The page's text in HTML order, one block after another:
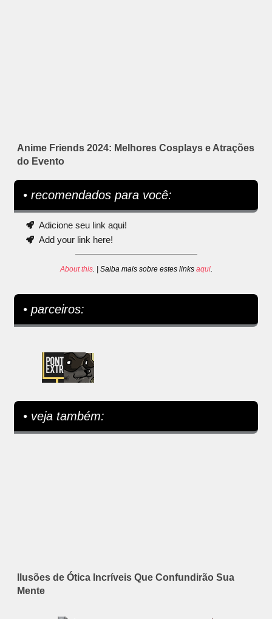
Anime Friends 2024: Melhores Cosplays e Atrações
do Evento
• recomendados para você:
Adicione seu link aqui!
Add your link here!
About this. | Saiba mais sobre estes links aqui.
• parceiros:
• veja também:
Ilusões de Ótica Incríveis Que Confundirão Sua
Mente